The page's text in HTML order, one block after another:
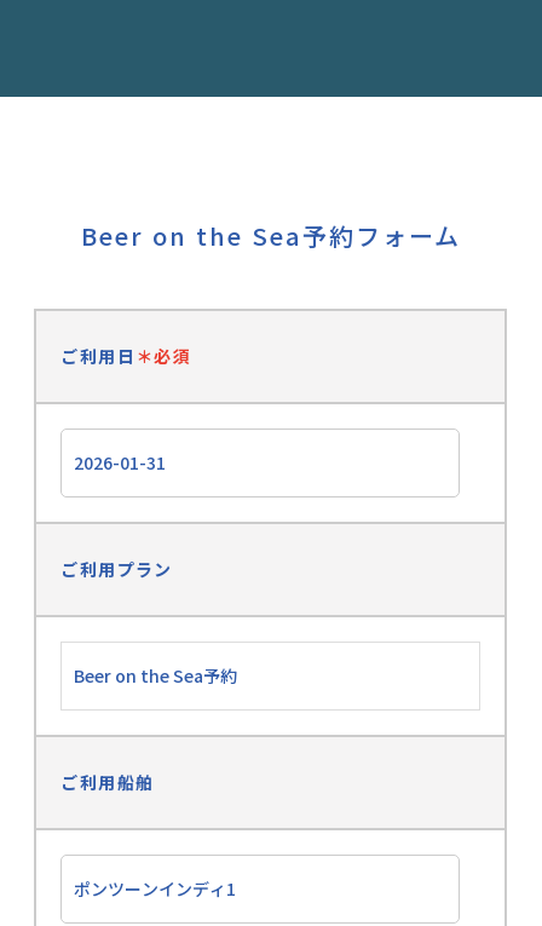
Beer on the Sea予約フォーム
ご利用日 ＊必須
ご利用プラン
ご利用船舶